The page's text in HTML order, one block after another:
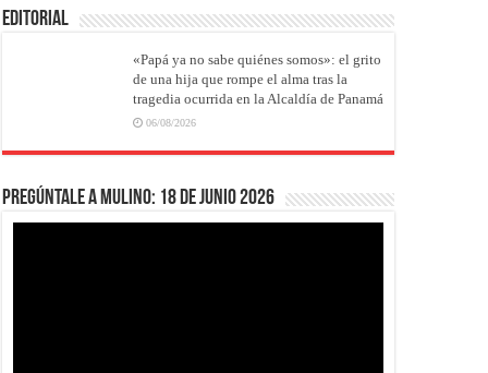
EDITORIAL
«Papá ya no sabe quiénes somos»: el grito
de una hija que rompe el alma tras la
tragedia ocurrida en la Alcaldía de Panamá
06/08/2026
Pregúntale a Mulino: 18 de junio 2026